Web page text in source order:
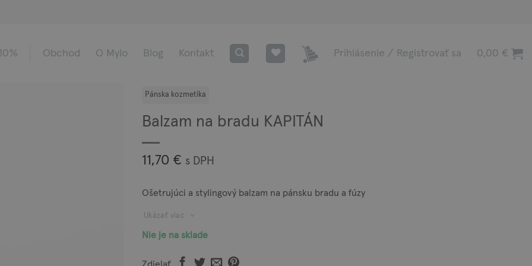
Obchod O Mylo Blog Kontakt Prihlásenie / Registrovať sa 0,00 €
Balzam na bradu KAPITÁN
11,70 € s DPH
Ošetrujúci a stylingový balzam na pánsku bradu a fúzy
Ukázať viac
Nie je na sklade
Zdielať